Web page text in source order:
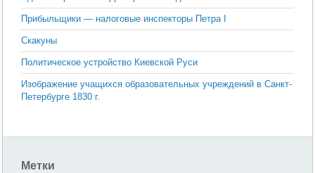
Прибыльщики — налоговые инспекторы Петра I
Скакуны
Политическое устройство Киевской Руси
Изображение учащихся образовательных учреждений в Санкт-
Петербурге 1830 г.
Метки